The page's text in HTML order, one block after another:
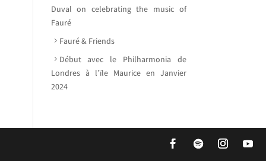
Duval on celebrating the music of
Fauré
Fauré & Friends
Début avec le Philharmonia de
Londres à l’ïle Maurice en Janvier
2024